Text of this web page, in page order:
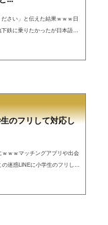
さい」と伝えた結果ｗｗｗ日
鉄に乗りたかったが日本語が
のフリして対応し
ｗｗマッチングアプリや出会
迷惑LINEに小学生のフリしし